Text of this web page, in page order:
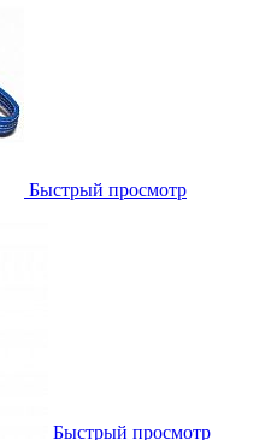
Быстрый просмотр
Быстрый просмотр